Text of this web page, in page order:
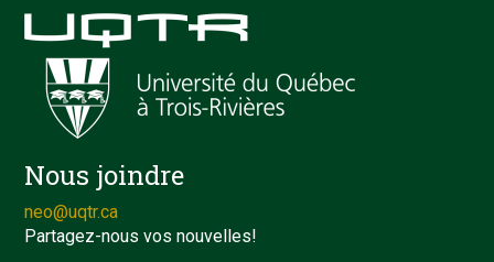
Nous joindre
neo@uqtr.ca
Partagez-nous vos nouvelles!